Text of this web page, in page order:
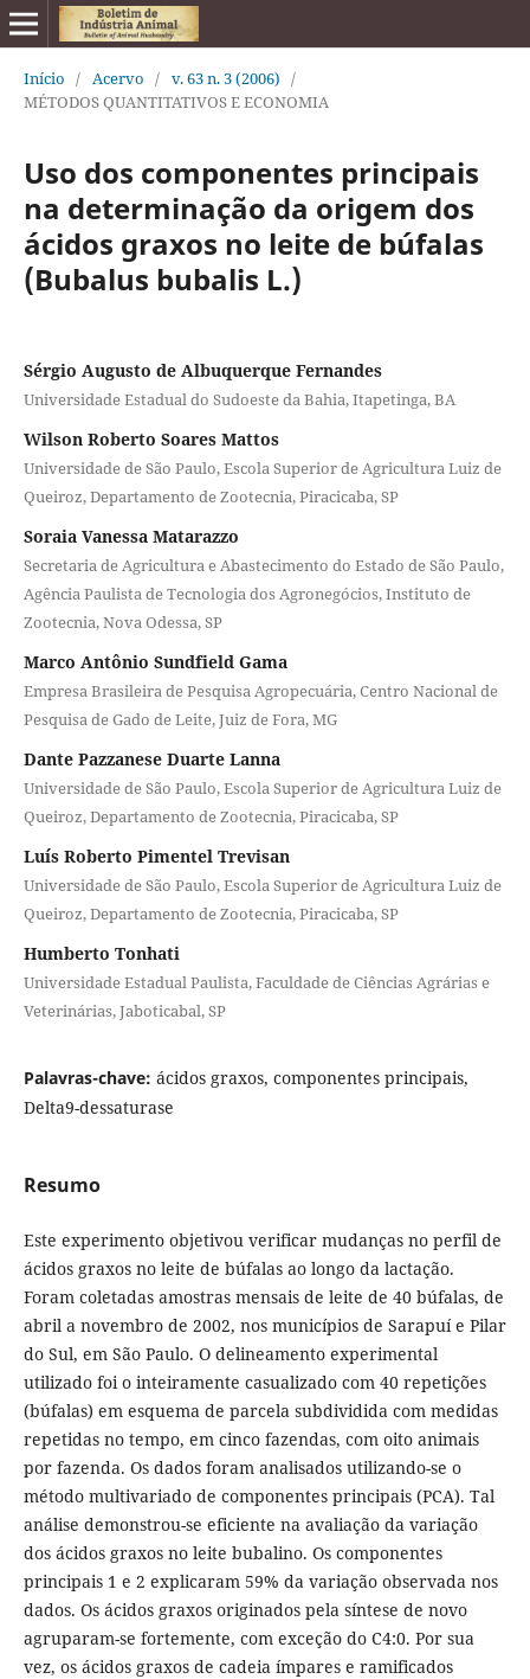
Início / Acervo / v. 63 n. 3 (2006) /
MÉTODOS QUANTITATIVOS E ECONOMIA
Uso dos componentes principais
na determinação da origem dos
ácidos graxos no leite de búfalas
(Bubalus bubalis L.)
Sérgio Augusto de Albuquerque Fernandes
Universidade Estadual do Sudoeste da Bahia, Itapetinga, BA
Wilson Roberto Soares Mattos
Universidade de São Paulo, Escola Superior de Agricultura Luiz de
Queiroz, Departamento de Zootecnia, Piracicaba, SP
Soraia Vanessa Matarazzo
Secretaria de Agricultura e Abastecimento do Estado de São Paulo,
Agência Paulista de Tecnologia dos Agronegócios, Instituto de
Zootecnia, Nova Odessa, SP
Marco Antônio Sundfield Gama
Empresa Brasileira de Pesquisa Agropecuária, Centro Nacional de
Pesquisa de Gado de Leite, Juiz de Fora, MG
Dante Pazzanese Duarte Lanna
Universidade de São Paulo, Escola Superior de Agricultura Luiz de
Queiroz, Departamento de Zootecnia, Piracicaba, SP
Luís Roberto Pimentel Trevisan
Universidade de São Paulo, Escola Superior de Agricultura Luiz de
Queiroz, Departamento de Zootecnia, Piracicaba, SP
Humberto Tonhati
Universidade Estadual Paulista, Faculdade de Ciências Agrárias e
Veterinárias, Jaboticabal, SP
Palavras-chave: ácidos graxos, componentes principais,
Delta9-dessaturase
Resumo
Este experimento objetivou verificar mudanças no perfil de
ácidos graxos no leite de búfalas ao longo da lactação.
Foram coletadas amostras mensais de leite de 40 búfalas, de
abril a novembro de 2002, nos municípios de Sarapuí e Pilar
do Sul, em São Paulo. O delineamento experimental
utilizado foi o inteiramente casualizado com 40 repetições
(búfalas) em esquema de parcela subdividida com medidas
repetidas no tempo, em cinco fazendas, com oito animais
por fazenda. Os dados foram analisados utilizando-se o
método multivariado de componentes principais (PCA). Tal
análise demonstrou-se eficiente na avaliação da variação
dos ácidos graxos no leite bubalino. Os componentes
principais 1 e 2 explicaram 59% da variação observada nos
dados. Os ácidos graxos originados pela síntese de novo
agruparam-se fortemente, com exceção do C4:0. Por sua
vez, os ácidos graxos de cadeia ímpares e ramificados